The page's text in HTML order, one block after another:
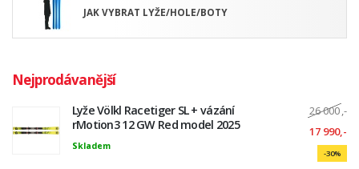
JAK VYBRAT LYŽE/HOLE/BOTY
Nejprodávanější
Lyže Völkl Racetiger SL + vázání
rMotion3 12 GW Red model 2025
Skladem
26 000,-
17 990,-
-30%